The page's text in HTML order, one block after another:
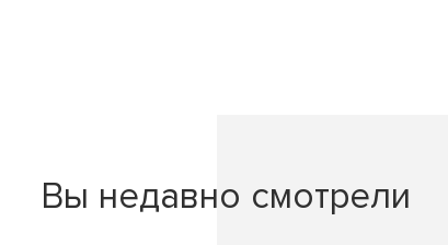
Вы недавно смотрели